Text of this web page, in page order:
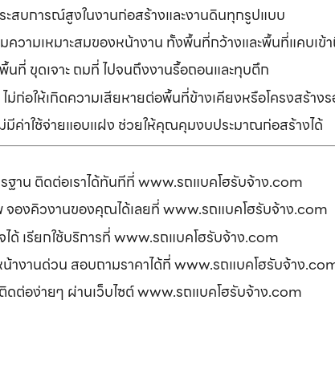
บการณ์สูงในงานก่อสร้างและงานดินทุกรูปแบบ
ความเหมาะสมของหน้างาน ทั้งพื้นที่กว้างและพื้นที่แคบเข้
ที่ ขุดเจาะ ถมที่ ไปจนถึงงานรื้อถอนและทุบตึก
ม่ก่อให้เกิดความเสียหายต่อพื้นที่ข้างเคียงหรือโครงสร้าง
ม่มีค่าใช้จ่ายแอบแฝง ช่วยให้คุณคุมงบประมาณก่อสร้างได้
ฐาน ติดต่อเราได้ทันทีที่ www.รถแบคโฮรับจ้าง.com
งคิวงานของคุณได้เลยที่ www.รถแบคโฮรับจ้าง.com
ด้ เรียกใช้บริการที่ www.รถแบคโฮรับจ้าง.com
งานด่วน สอบถามราคาได้ที่ www.รถแบคโฮรับจ้าง
ดต่อง่ายๆ ผ่านเว็บไซต์ www.รถแบคโฮรับจ้าง.com